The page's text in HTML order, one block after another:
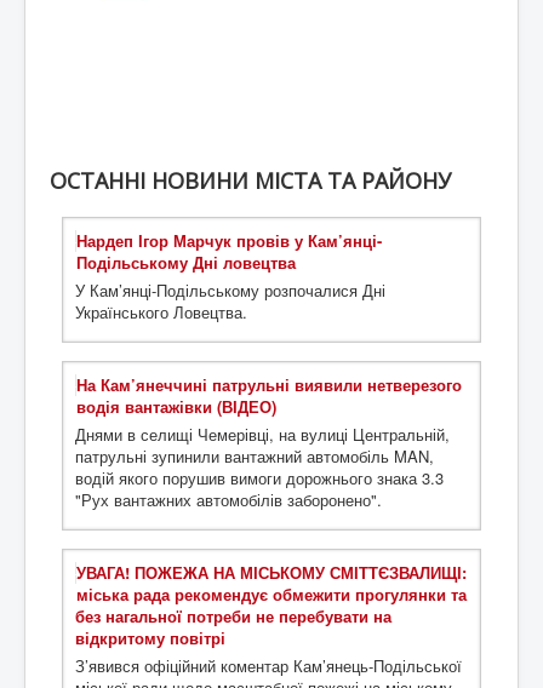
ОСТАННІ НОВИНИ МІСТА ТА РАЙОНУ
Нардеп Ігор Марчук провів у Кам’янці-
Подільському Дні ловецтва
У Кам’янці-Подільському розпочалися Дні
Українського Ловецтва.
На Кам’янеччині патрульні виявили нетверезого
водія вантажівки (ВІДЕО)
Днями в селищі Чемерівці, на вулиці Центральній,
патрульні зупинили вантажний автомобіль MAN,
водій якого порушив вимоги дорожнього знака 3.3
"Рух вантажних автомобілів заборонено".
УВАГА! ПОЖЕЖА НА МІСЬКОМУ СМІТТЄЗВАЛИЩІ:
міська рада рекомендує обмежити прогулянки та
без нагальної потреби не перебувати на
відкритому повітрі
З’явився офіційний коментар Кам’янець-Подільської